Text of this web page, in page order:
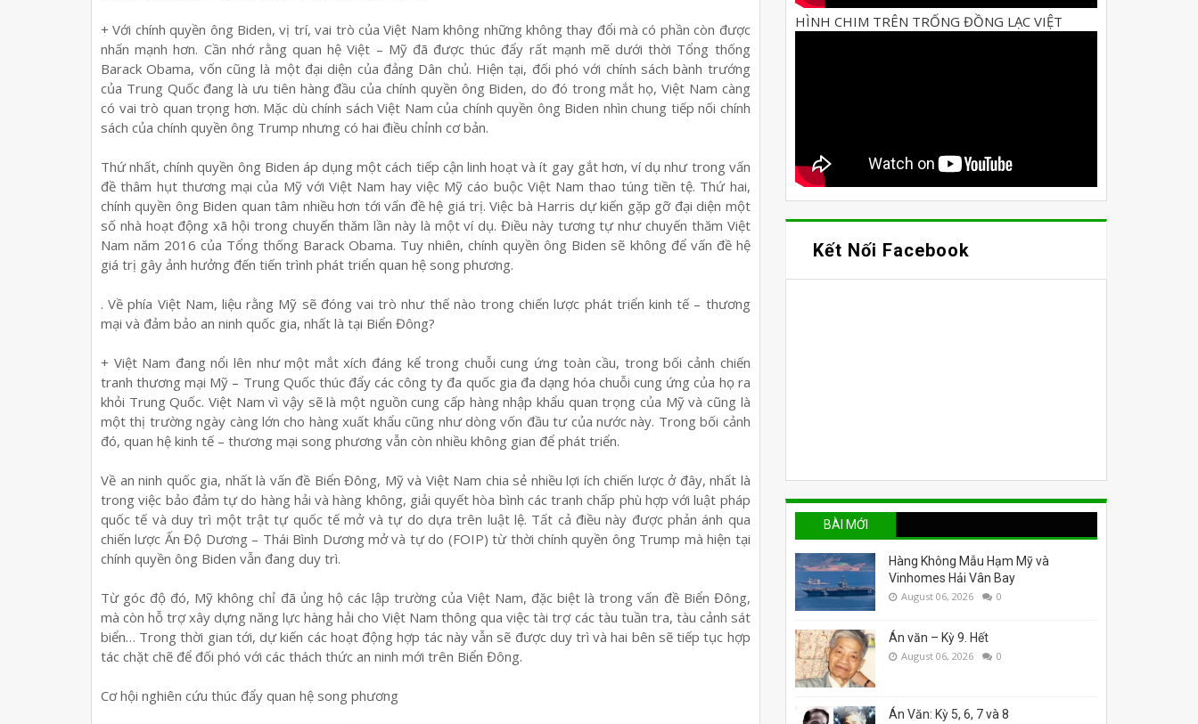
+ Với chính quyền ông Biden, vị trí, vai trò của Việt Nam không những không thay đổi mà có phần còn được
nhấn mạnh hơn. Cần nhớ rằng quan hệ Việt – Mỹ đã được thúc đẩy rất mạnh mẽ dưới thời Tổng thống
Barack Obama, vốn cũng là một đại diện của đảng Dân chủ. Hiện tại, đối phó với chính sách bành trướng
của Trung Quốc đang là ưu tiên hàng đầu của chính quyền ông Biden, do đó trong mắt họ, Việt Nam càng
có vai trò quan trọng hơn. Mặc dù chính sách Việt Nam của chính quyền ông Biden nhìn chung tiếp nối chính
sách của chính quyền ông Trump nhưng có hai điều chỉnh cơ bản.
Thứ nhất, chính quyền ông Biden áp dụng một cách tiếp cận linh hoạt và ít gay gắt hơn, ví dụ như trong vấn
đề thâm hụt thương mại của Mỹ với Việt Nam hay việc Mỹ cáo buộc Việt Nam thao túng tiền tệ. Thứ hai,
chính quyền ông Biden quan tâm nhiều hơn tới vấn đề hệ giá trị. Việc bà Harris dự kiến gặp gỡ đại diện một
số nhà hoạt động xã hội trong chuyến thăm lần này là một ví dụ. Điều này tương tự như chuyến thăm Việt
Nam năm 2016 của Tổng thống Barack Obama. Tuy nhiên, chính quyền ông Biden sẽ không để vấn đề hệ
giá trị gây ảnh hưởng đến tiến trình phát triển quan hệ song phương.
. Về phía Việt Nam, liệu rằng Mỹ sẽ đóng vai trò như thế nào trong chiến lược phát triển kinh tế – thương
mại và đảm bảo an ninh quốc gia, nhất là tại Biển Đông?
+ Việt Nam đang nổi lên như một mắt xích đáng kể trong chuỗi cung ứng toàn cầu, trong bối cảnh chiến
tranh thương mại Mỹ – Trung Quốc thúc đẩy các công ty đa quốc gia đa dạng hóa chuỗi cung ứng của họ ra
khỏi Trung Quốc. Việt Nam vì vậy sẽ là một nguồn cung cấp hàng nhập khẩu quan trọng của Mỹ và cũng là
một thị trường ngày càng lớn cho hàng xuất khẩu cũng như dòng vốn đầu tư của nước này. Trong bối cảnh
đó, quan hệ kinh tế – thương mại song phương vẫn còn nhiều không gian để phát triển.
Về an ninh quốc gia, nhất là vấn đề Biển Đông, Mỹ và Việt Nam chia sẻ nhiều lợi ích chiến lược ở đây, nhất là
trong việc bảo đảm tự do hàng hải và hàng không, giải quyết hòa bình các tranh chấp phù hợp với luật pháp
quốc tế và duy trì một trật tự quốc tế mở và tự do dựa trên luật lệ. Tất cả điều này được phản ánh qua
chiến lược Ấn Độ Dương – Thái Bình Dương mở và tự do (FOIP) từ thời chính quyền ông Trump mà hiện tại
chính quyền ông Biden vẫn đang duy trì.
Từ góc độ đó, Mỹ không chỉ đã ủng hộ các lập trường của Việt Nam, đặc biệt là trong vấn đề Biển Đông,
mà còn hỗ trợ xây dựng năng lực hàng hải cho Việt Nam thông qua việc tài trợ các tàu tuần tra, tàu cảnh sát
biển… Trong thời gian tới, dự kiến các hoạt động hợp tác này vẫn sẽ được duy trì và hai bên sẽ tiếp tục hợp
tác chặt chẽ để đối phó với các thách thức an ninh mới trên Biển Đông.
Cơ hội nghiên cứu thúc đẩy quan hệ song phương
HÌNH CHIM TRÊN TRỐNG ĐỒNG LẠC VIỆT
Kết Nối Facebook
BÀI MỚI
Hàng Không Mẫu Hạm Mỹ và
Vinhomes Hải Vân Bay
August 06, 2026 0
Án văn – Kỳ 9. Hết
August 06, 2026 0
Án Văn: Kỳ 5, 6, 7 và 8